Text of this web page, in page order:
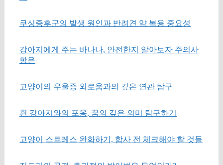
쿠싱증후군의 발생 원인과 반려견 약 복용 중요성
강아지에게 주는 바나나, 안전한지 알아보자 주의사
항은
고양이의 우울증 외로움과의 깊은 연관 탐구
흰 강아지와의 포옹, 꿈의 깊은 의미 탐구하기
고양이 스트레스 완화하기, 합사 전 체크해야 할 것들